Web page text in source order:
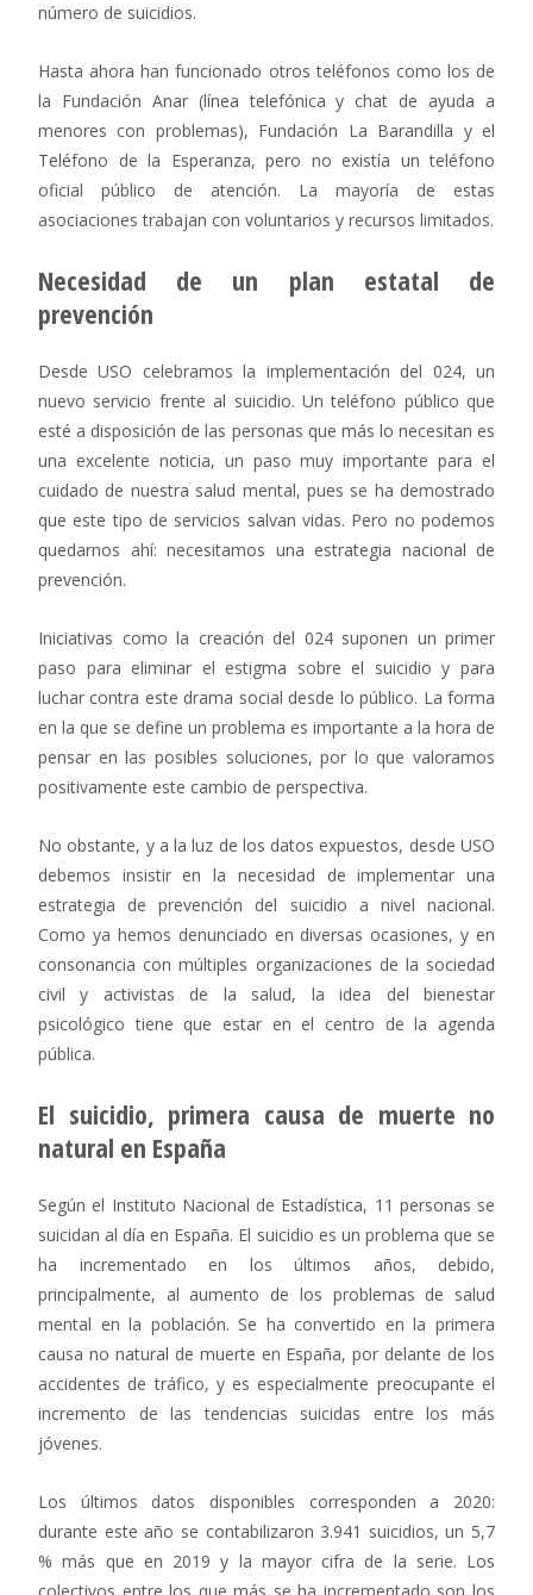
número de suicidios.
Hasta ahora han funcionado otros teléfonos como los de
la Fundación Anar (línea telefónica y chat de ayuda a
menores con problemas), Fundación La Barandilla y el
Teléfono de la Esperanza, pero no existía un teléfono
oficial público de atención. La mayoría de estas
asociaciones trabajan con voluntarios y recursos limitados.
Necesidad de un plan estatal de
prevención
Desde USO celebramos la implementación del 024, un
nuevo servicio frente al suicidio. Un teléfono público que
esté a disposición de las personas que más lo necesitan es
una excelente noticia, un paso muy importante para el
cuidado de nuestra salud mental, pues se ha demostrado
que este tipo de servicios salvan vidas. Pero no podemos
quedarnos ahí: necesitamos una estrategia nacional de
prevención.
Iniciativas como la creación del 024 suponen un primer
paso para eliminar el estigma sobre el suicidio y para
luchar contra este drama social desde lo público. La forma
en la que se define un problema es importante a la hora de
pensar en las posibles soluciones, por lo que valoramos
positivamente este cambio de perspectiva.
No obstante, y a la luz de los datos expuestos, desde USO
debemos insistir en la necesidad de implementar una
estrategia de prevención del suicidio a nivel nacional.
Como ya hemos denunciado en diversas ocasiones, y en
consonancia con múltiples organizaciones de la sociedad
civil y activistas de la salud, la idea del bienestar
psicológico tiene que estar en el centro de la agenda
pública.
El suicidio, primera causa de muerte no
natural en España
Según el Instituto Nacional de Estadística, 11 personas se
suicidan al día en España. El suicidio es un problema que se
ha incrementado en los últimos años, debido,
principalmente, al aumento de los problemas de salud
mental en la población. Se ha convertido en la primera
causa no natural de muerte en España, por delante de los
accidentes de tráfico, y es especialmente preocupante el
incremento de las tendencias suicidas entre los más
jóvenes.
Los últimos datos disponibles corresponden a 2020:
durante este año se contabilizaron 3.941 suicidios, un 5,7
% más que en 2019 y la mayor cifra de la serie. Los